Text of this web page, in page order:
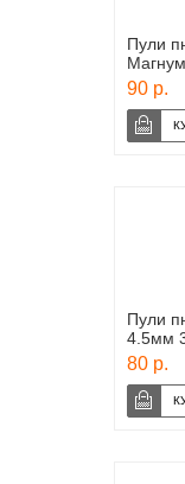
Пули
90 р.
Пули
4.5мм
80 р.